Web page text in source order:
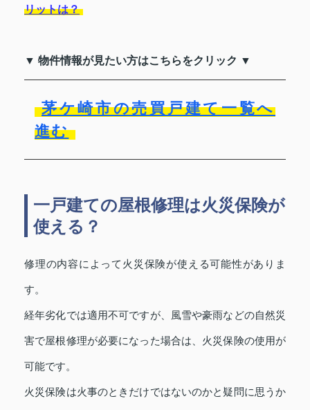
リットは？
▼ 物件情報が見たい方はこちらをクリック ▼
茅ケ崎市の売買戸建て一覧へ
進む
一戸建ての屋根修理は火災保険が
使える？
修理の内容によって火災保険が使える可能性がありま
す。
経年劣化では適用不可ですが、風雪や豪雨などの自然災
害で屋根修理が必要になった場合は、火災保険の使用が
可能です。
火災保険は火事のときだけではないのかと疑問に思うか